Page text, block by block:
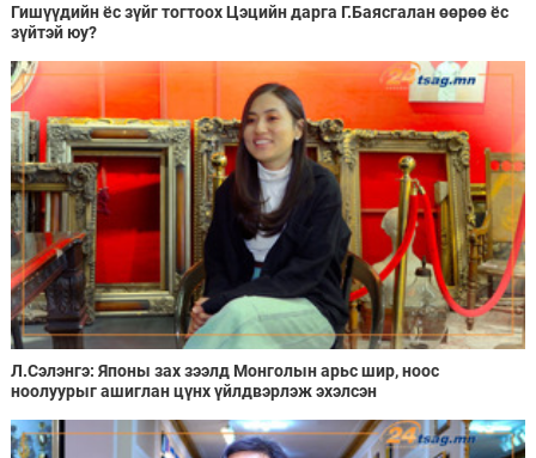
Гишүүдийн ёс зүйг тогтоох Цэцийн дарга Г.Баясгалан өөрөө ёс
зүйтэй юу?
Л.Сэлэнгэ: Японы зах зээлд Монголын арьс шир, ноос
ноолуурыг ашиглан цүнх үйлдвэрлэж эхэлсэн